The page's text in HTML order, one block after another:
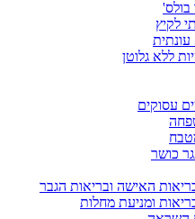
לקיץ
ללא גלוטן
עסוקים
כושר
האישה ובריאות הגבר
ומניעת מחלות